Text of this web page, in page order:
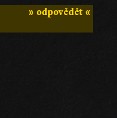
» odpovědět «